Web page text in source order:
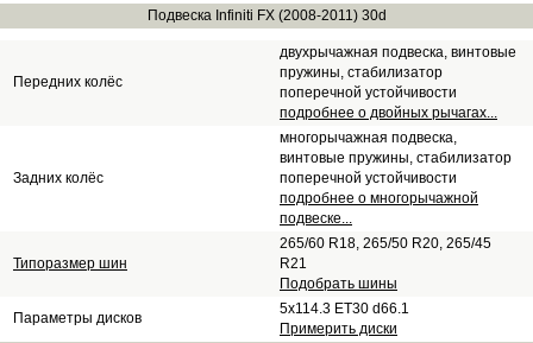
Подвеска Infiniti FX (2008-2011) 30d
Передних колёс
двухрычажная подвеска, винтовые
пружины, стабилизатор
поперечной устойчивости
подробнее о двойных рычагах...
Задних колёс
многорычажная подвеска,
винтовые пружины, стабилизатор
поперечной устойчивости
подробнее о многорычажной
подвеске...
Типоразмер шин
265/60 R18, 265/50 R20, 265/45
R21
Подобрать шины
Параметры дисков
5x114.3 ET30 d66.1
Примерить диски